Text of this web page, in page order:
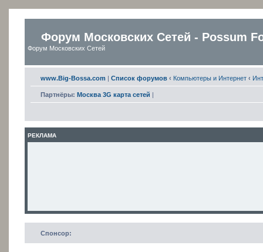
Форум Московских Сетей - Possum
Форум Московских Сетей
www.Big-Bossa.com | Список форумов ‹ Компьютеры и Интернет ‹
Партнёры: Москва 3G карта сетей |
РЕКЛАМА
Спонсор: